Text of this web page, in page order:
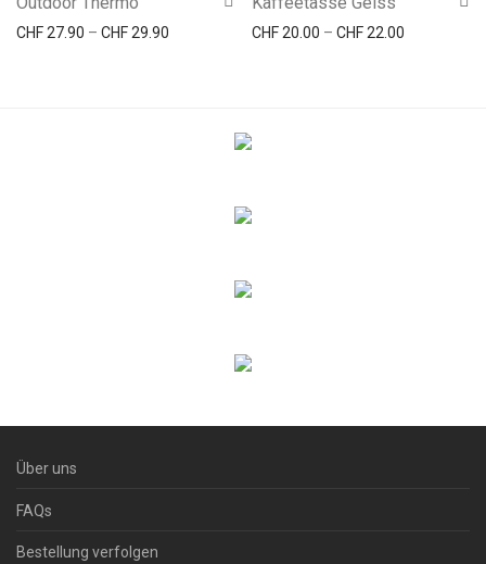
CHF27.90 – CHF29.90 Preisspanne: CHF 27.90 bis CHF 29.90
CHF20.00 – CHF22.00
Über uns
FAQs
Bestellung verfolgen